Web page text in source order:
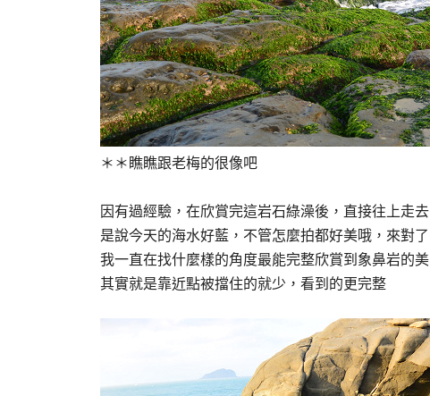
＊＊瞧瞧跟老梅的很像吧
因有過經驗，在欣賞完這岩石綠澡後，直接往上走去
是說今天的海水好藍，不管怎麼拍都好美哦，來對了
我一直在找什麼樣的角度最能完整欣賞到象鼻岩的美
其實就是靠近點被擋住的就少，看到的更完整